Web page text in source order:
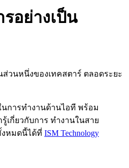
อย่างเป็น
นหนึ่งของเทคสตาร์ ตลอดระยะ
การทำงานด้านไอที พร้อม
เกี่ยวกับการ ทำงานในสาย
งหมดนี้ได้ที่ ISM Technology